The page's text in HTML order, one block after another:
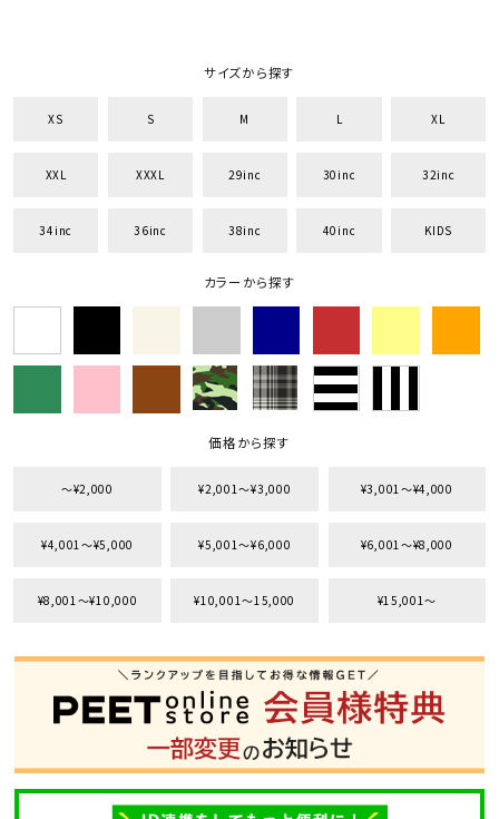
サイズから探す
XS S M L XL
XXL XXXL 29inc 30inc 32inc
34inc 36inc 38inc 40inc KIDS
カラーから探す
価格から探す
〜¥2,000 ¥2,001〜¥3,000 ¥3,001〜¥4,000
¥4,001〜¥5,000 ¥5,001〜¥6,000 ¥6,001〜¥8,000
¥8,001〜¥10,000 ¥10,001〜15,000 ¥15,001〜